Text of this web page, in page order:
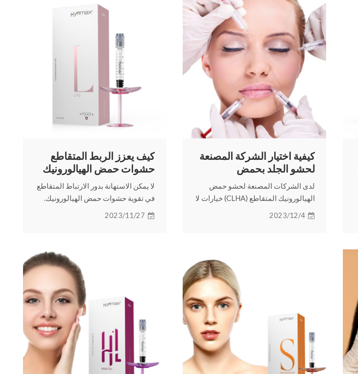
كيفية اختيار الشركة المصنعة
لحشو الجلد بحمض
الهيالورونيك المتقاطع؟
لدى الشركات المصنعة لحشو حمض
الهيالورونيك المتقاطع (CLHA) خيارات لا
حصر لها. يوضح هذا الدليل العوامل
2023/12/4
كيف يعزز الربط المتقاطع
حشوات حمض الهيالورونيك
لا يمكن الاستهانة بدور الارتباط المتقاطع
في تقوية حشوات حمض الهيالورونيك.
تابع القراءة للتعرف على التقنيات
2023/11/27